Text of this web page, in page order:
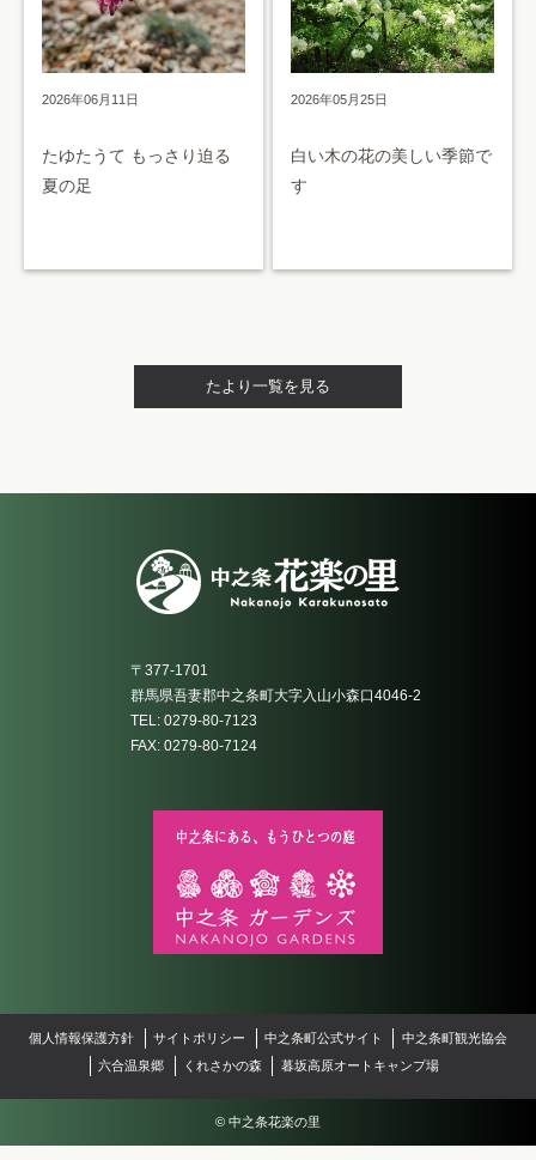
2026年06月11日
たゆたうて もっさり迫る
夏の足
2026年05月25日
白い木の花の美しい季節で
す
たより一覧を見る
〒377-1701
群馬県吾妻郡中之条町大字入山小森口4046-2
TEL: 0279-80-7123
FAX: 0279-80-7124
個人情報保護方針 サイトポリシー 中之条町公式サイト
中之条町観光協会
六合温泉郷
くれさかの森 暮坂高原オートキャンプ場
© 中之条花楽の里